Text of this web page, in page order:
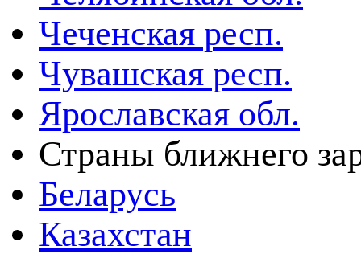
Чеченская респ.
Чувашская респ.
Ярославская обл.
Страны ближнего
Беларусь
Казахстан